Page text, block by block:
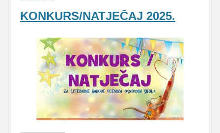
KONKURS/NATJEČAJ 2025.